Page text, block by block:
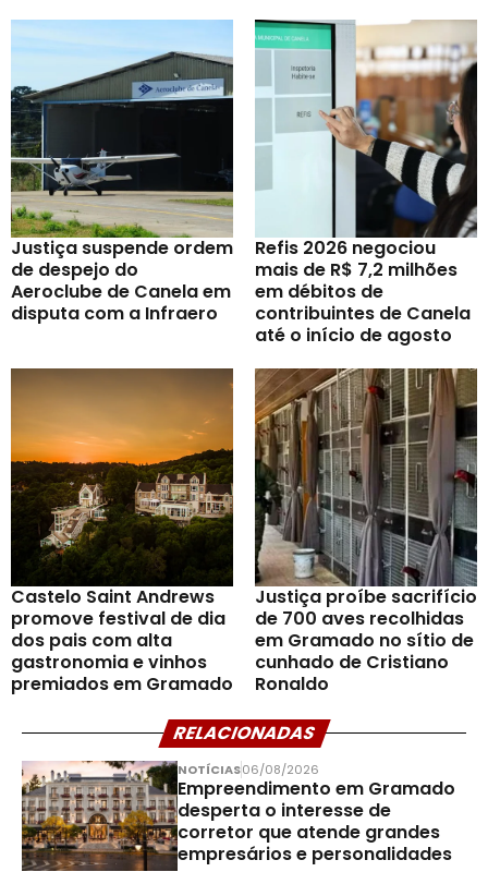
Justiça suspende ordem
de despejo do
Aeroclube de Canela em
disputa com a Infraero
Refis 2026 negociou
mais de R$ 7,2 milhões
em débitos de
contribuintes de Canela
até o início de agosto
Castelo Saint Andrews
promove festival de dia
dos pais com alta
gastronomia e vinhos
premiados em Gramado
Justiça proíbe sacrifício
de 700 aves recolhidas
em Gramado no sítio de
cunhado de Cristiano
Ronaldo
RELACIONADAS
NOTÍCIAS06/08/2026
Empreendimento em Gramado
desperta o interesse de
corretor que atende grandes
empresários e personalidades